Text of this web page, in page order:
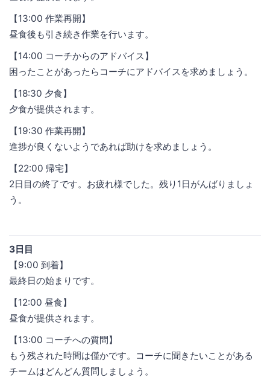
【13:00 作業再開】
昼食後も引き続き作業を行います。
【14:00 コーチからのアドバイス】
困ったことがあったらコーチにアドバイスを求めましょう。
【18:30 夕食】
夕食が提供されます。
【19:30 作業再開】
進捗が良くないようであれば助けを求めましょう。
【22:00 帰宅】
2日目の終了です。お疲れ様でした。残り1日がんばりましょ
う。
3日目
【9:00 到着】
最終日の始まりです。
【12:00 昼食】
昼食が提供されます。
【13:00 コーチへの質問】
もう残された時間は僅かです。コーチに聞きたいことがある
チームはどんどん質問しましょう。